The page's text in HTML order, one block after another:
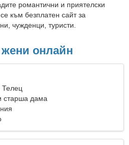
романтични и приятелски
към безплатен сайт за
чужденци, туристи.
онлайн
Телец
старша дама